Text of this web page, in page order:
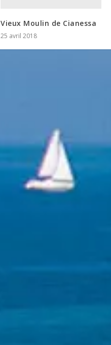
Vieux Moulin de Cianessa
25 avril 2018